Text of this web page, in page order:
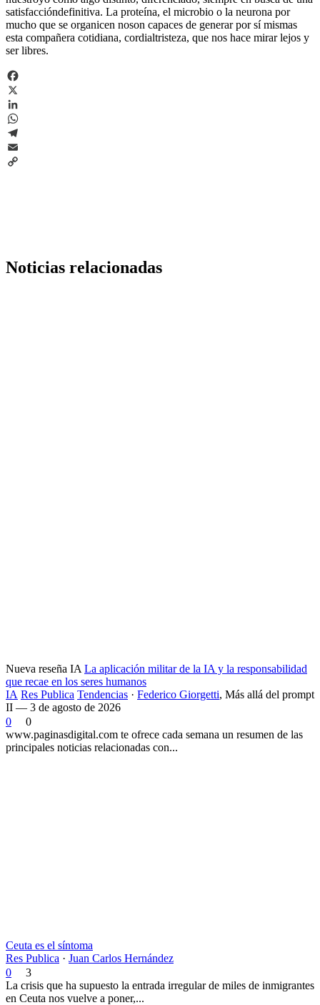
satisfaccióndefinitiva. La proteína, el microbio o la neurona por
mucho que se organicen noson capaces de generar por sí mismas
esta compañera cotidiana, cordialtristeza, que nos hace mirar lejos y
ser libres.
Facebook
X
LinkedIn
WhatsApp
Telegram
Email
Noticias relacionadas
Nueva reseña IA La aplicación militar de la IA y la responsabilidad
que recae en los seres humanos
IA Res Publica Tendencias · Federico Giorgetti, Más allá del prompt
II — 3 de agosto de 2026
0
0
www.paginasdigital.com te ofrece cada semana un resumen de las
principales noticias relacionadas con...
Ceuta es el síntoma
Res Publica · Juan Carlos Hernández
0
3
La crisis que ha supuesto la entrada irregular de miles de inmigrantes
en Ceuta nos vuelve a poner,...